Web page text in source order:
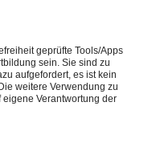
geprüfte Tools/Apps
sein. Sie sind zu
aufgefordert, es ist kein
weitere Verwendung zu
Verantwortung der